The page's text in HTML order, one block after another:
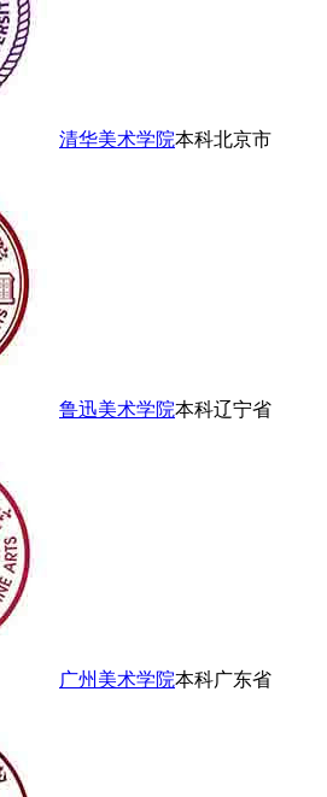
清华美术学院本科北京市
鲁迅美术学院本科辽宁省
广州美术学院本科广东省